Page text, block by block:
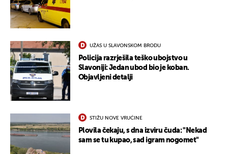
UŽAS U SLAVONSKOM BRODU
Policija razrješila teško ubojstvo u
Slavoniji: Jedan ubod bio je koban.
Objavljeni detalji
STIŽU NOVE VRUĆINE
Plovila čekaju, s dna izviru čuda: "Nekad
sam se tu kupao, sad igram nogomet"